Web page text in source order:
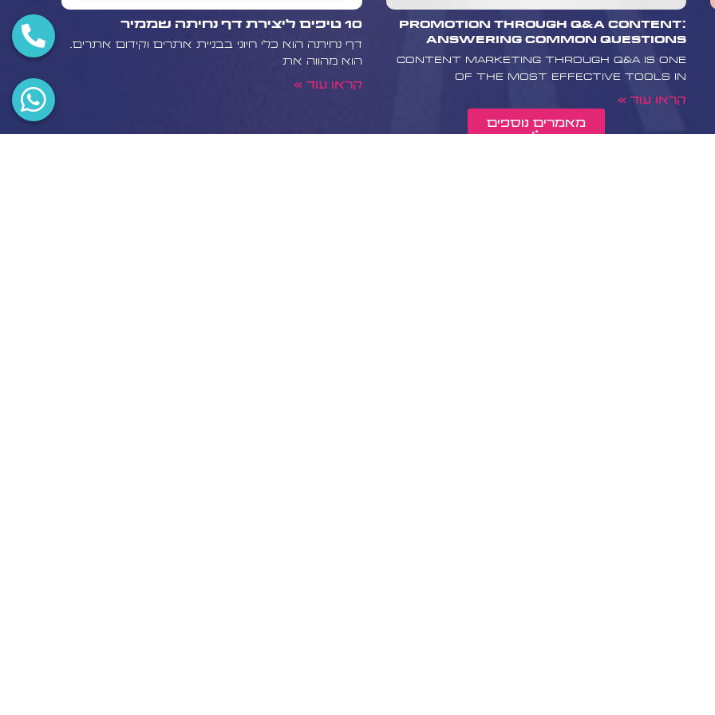
עם בוסט מדיה
לסייע לכם בפיתוח
מוצרים
עוד על השירותים
הדיגיטלית
Promotion Through Q&A Content:
Answering Common Questions
Content marketing through Q&A is one
of the most effective tools in
קראו עוד »
10 טיפים ליצירת דף נחיתה שממיר
דף נחיתה הוא כלי חיוני בבניית אתרים וקידום אתרים.
הוא מהווה את
קראו עוד »
מאמרים נוספים